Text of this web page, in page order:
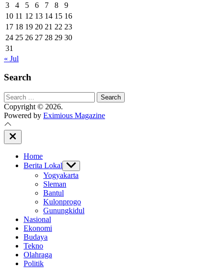
3
4 5 6 7 8
9
10 11 12 13 14 15 16
17 18 19 20 21 22 23
24 25 26 27 28 29 30
31
« Jul
Search
Search
for:
Copyright © 2026.
Powered by Eximious Magazine
Close
Off
Home
Berita Lokal Show
sub
menu
Yogyakarta
Sleman
Bantul
Kulonprogo
Gunungkidul
Nasional
Ekonomi
Budaya
Tekno
Olahraga
Politik